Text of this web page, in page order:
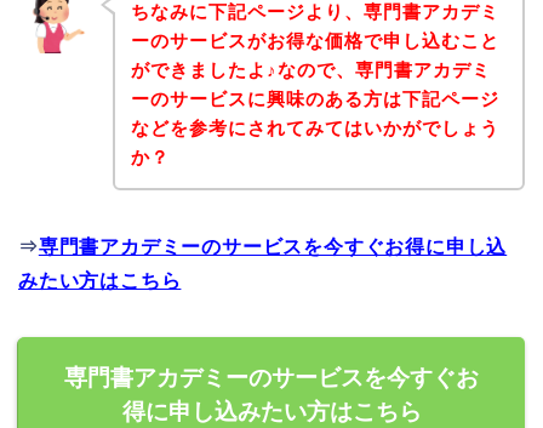
ちなみに下記ページより、専門書アカデミ
ーのサービスがお得な価格で申し込むこと
ができましたよ♪なので、専門書アカデミ
ーのサービスに興味のある方は下記ページ
などを参考にされてみてはいかがでしょう
か？
⇒専門書アカデミーのサービスを今すぐお得に申し込
みたい方はこちら
専門書アカデミーのサービスを今すぐお
得に申し込みたい方はこちら